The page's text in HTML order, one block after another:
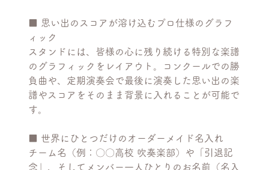
■ 思い出のスコアが溶け込むプロ仕様のグラフ
ィック
スタンドには、皆様の心に残り続ける特別な楽譜
のグラフィックをレイアウト。コンクールでの勝
負曲や、定期演奏会で最後に演奏した思い出の楽
譜やスコアをそのまま背景に入れることが可能で
す。
■ 世界にひとつだけのオーダーメイド名入れ
チーム名（例：〇〇高校 吹奏楽部）や「引退記
念」、そしてメンバー一人ひとりのお名前（名入